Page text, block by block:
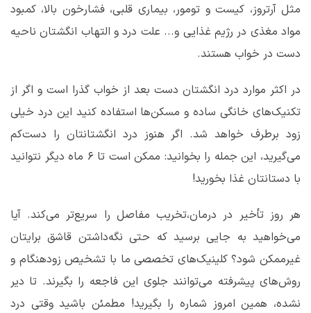
مثل آرتروز، کیست و تومور، بیماری قلبی، فشارخون بالا، کمبود
مواد مغذی در رژیم غذایی و... علت درد و التهاب انگشتان ناحیه
دست در خواب هستند.
در اکثر موارد درد انگشتان دست بعد از خواب گذرا است و اگر از
تکنیک‌های خانگی ساده و مسکن‌ها استفاده کنید این درد خیلی
زود برطرف خواهد شد. اگر هنوز درد انگشتانتان را دست‌کم
می‌گیرید، این جمله را بخوانید: ممکن است تا ۶ ماه دیگر نتوانید
با دستانتان غذا بخورید!
هر روز تأخیر در درمان،تخریب مفاصل را سریع‌تر می‌کند. آیا
می‌خواهید به جایی برسید که حتی نگه‌داشتن قاشق برایتان
غیرممکن شود؟ کلینیک‌های تخصصی ما با تشخیص زودهنگام و
روش‌های پیشرفته می‌توانند جلوی این فاجعه را بگیرند. تا دیر
نشده، همین امروز شماره را بگیرید! مطمئن باشید وقتی درد